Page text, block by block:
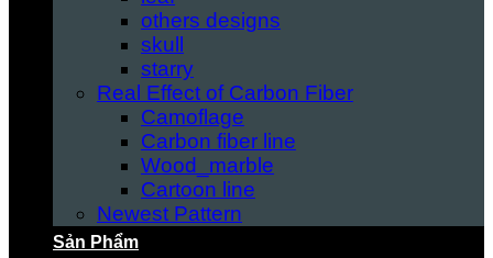
others designs
skull
starry
Real Effect of Carbon Fiber
Camoflage
Carbon fiber line
Wood_marble
Cartoon line
Newest Pattern
Sản Phẩm